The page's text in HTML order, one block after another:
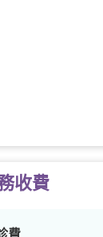
收費
費